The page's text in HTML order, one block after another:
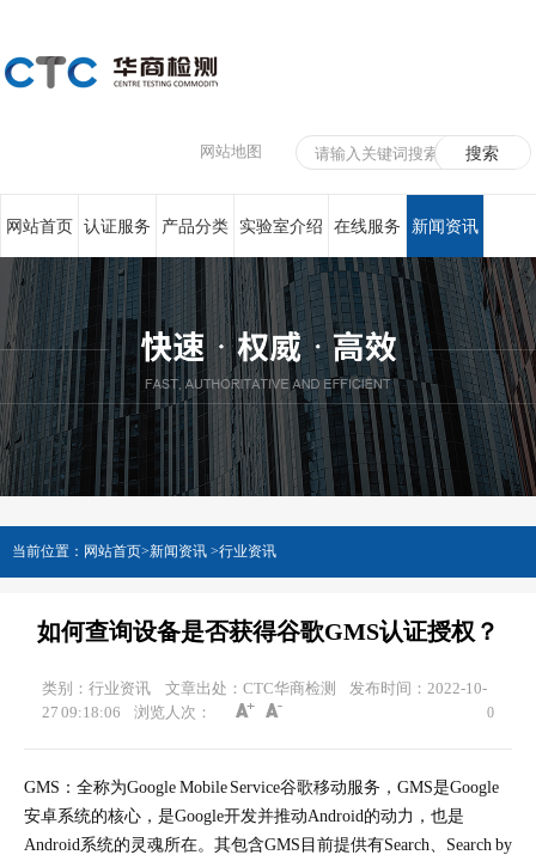
网站地图
网站首页 认证服务 产品分类 实验室介绍 在线服务 新闻资讯
联系我们
当前位置： 网站首页>新闻资讯 >行业资讯
如何查询设备是否获得谷歌GMS认证授权？
类别：行业资讯 文章出处：CTC华商检测
发布时间：2022-10-
27 09:18:06
浏览人次： 0
GMS：全称为Google Mobile Service谷歌移动服务，GMS是Google
安卓系统的核心，是Google开发并推动Android的动力，也是
Android系统的灵魂所在。其包含GMS目前提供有Search、Search by